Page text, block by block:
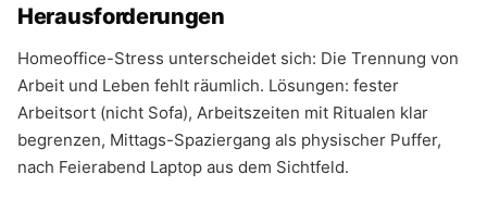
Herausforderungen
Homeoffice-Stress unterscheidet sich: Die Trennung von
Arbeit und Leben fehlt räumlich. Lösungen: fester
Arbeitsort (nicht Sofa), Arbeitszeiten mit Ritualen klar
begrenzen, Mittags-Spaziergang als physischer Puffer,
nach Feierabend Laptop aus dem Sichtfeld.